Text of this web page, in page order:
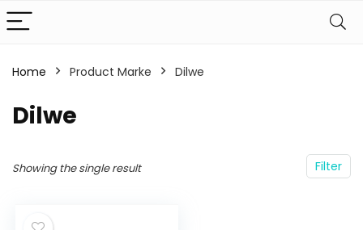
Home Product Marke ‎Dilwe
‎Dilwe
Filter
Showing the single result